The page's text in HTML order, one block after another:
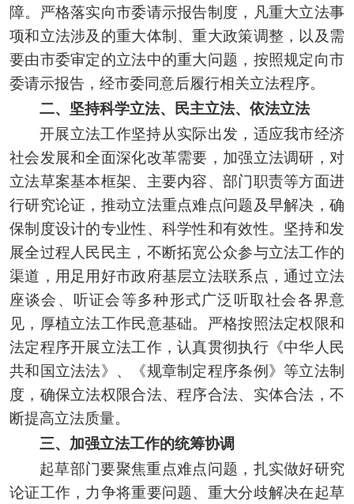
障。严格落实向市委请示报告制度，凡重大立法事
项和立法涉及的重大体制、重大政策调整，以及需
要由市委审定的立法中的重大问题，按照规定向市
委请示报告，经市委同意后履行相关立法程序。
二、坚持科学立法、民主立法、依法立法
开展立法工作坚持从实际出发，适应我市经济
社会发展和全面深化改革需要，加强立法调研，对
立法草案基本框架、主要内容、部门职责等方面进
行研究论证，推动立法重点难点问题及早解决，确
保制度设计的专业性、科学性和有效性。坚持和发
展全过程人民民主，不断拓宽公众参与立法工作的
渠道，用足用好市政府基层立法联系点，通过立法
座谈会、听证会等多种形式广泛听取社会各界意
见，厚植立法工作民意基础。严格按照法定权限和
法定程序开展立法工作，认真贯彻执行《中华人民
共和国立法法》、《规章制定程序条例》等立法制
度，确保立法权限合法、程序合法、实体合法，不
断提高立法质量。
三、加强立法工作的统筹协调
起草部门要聚焦重点难点问题，扎实做好研究
论证工作，力争将重要问题、重大分歧解决在起草